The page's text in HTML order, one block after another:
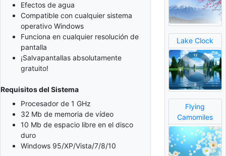
Efectos de agua
Compatible con cualquier sistema
operativo Windows
Funciona en cualquier resolución de
pantalla
¡Salvapantallas absolutamente
gratuito!
Requisitos del Sistema
Procesador de 1 GHz
32 Mb de memoria de vídeo
10 Mb de espacio libre en el disco
duro
Windows 95/XP/Vista/7/8/10
Lake Clock
Flying
Camomiles